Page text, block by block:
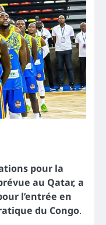
pour la
au Qatar, a
l’entrée en
du Congo.